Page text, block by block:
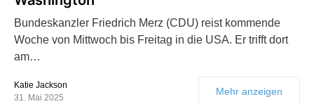
Bundeskanzler Friedrich Merz (CDU) reist kommende
Woche von Mittwoch bis Freitag in die USA. Er trifft dort
am…
Katie Jackson
31. Mai 2025
Mehr anzeigen